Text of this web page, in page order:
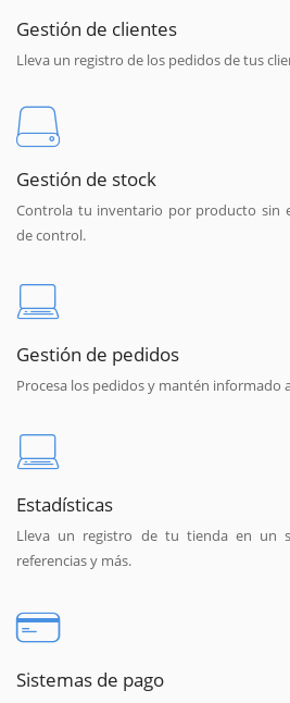
Gestión de clientes
Lleva un registro de los pedidos de tus
Gestión de stock
Controla tu inventario por producto sin
de control.
Gestión de pedidos
Procesa los pedidos y mantén informado
Estadísticas
Lleva un registro de tu tienda en un
referencias y más.
Sistemas de pago